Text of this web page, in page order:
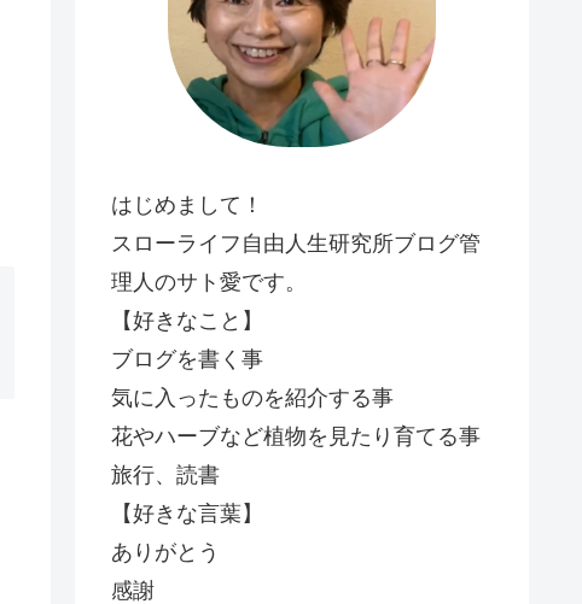
はじめまして！
スローライフ自由人生研究所ブログ管
理人のサト愛です。
【好きなこと】
ブログを書く事
気に入ったものを紹介する事
花やハーブなど植物を見たり育てる事
旅行、読書
【好きな言葉】
ありがとう
感謝